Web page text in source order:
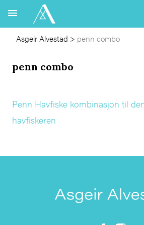
Asgeir Alvestad > penn combo
penn combo
Penn Havfiske kombinasjon til
havfiskeren